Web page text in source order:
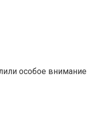
особое внимание